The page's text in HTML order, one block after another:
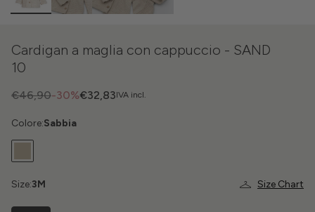
Cardigan a maglia con cappuccio - SAND
10
IVA incl.
-30%
€46,90 €32,83
Colore:Sabbia
Size Chart
Size:3M